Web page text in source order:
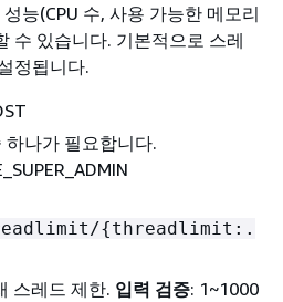
능(CPU 수, 사용 가능한 메모리
수 있습니다. 기본적으로 스레
정됩니다.
하나가 필요합니다.
{threadlimit:.
스레드 제한. 입력 검증: 1~1000